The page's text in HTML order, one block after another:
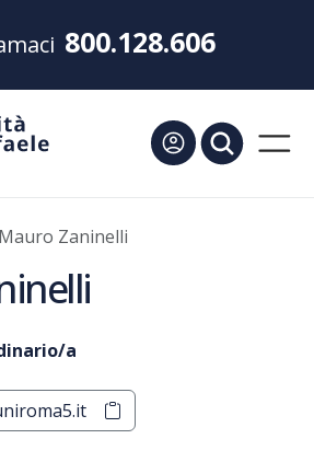
800.128.606
Mauro Zaninelli
a